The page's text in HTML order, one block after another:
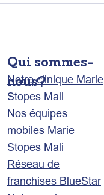
Qui sommes-
nous?
Notre clinique Marie
Stopes Mali
Nos équipes
mobiles Marie
Stopes Mali
Réseau de
franchises BlueStar